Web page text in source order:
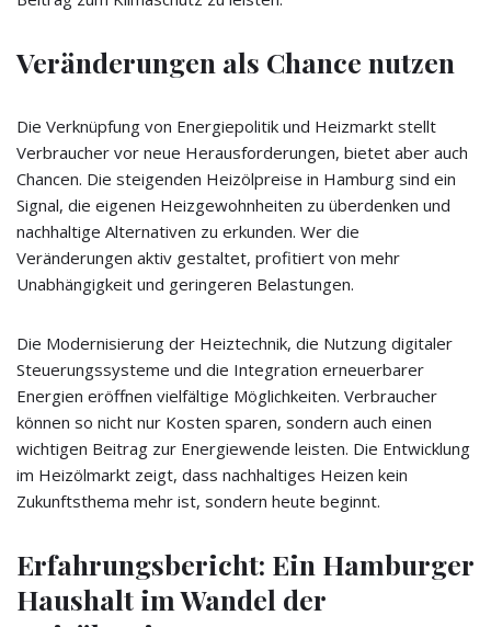
Veränderungen als Chance nutzen
Die Verknüpfung von Energiepolitik und Heizmarkt stellt
Verbraucher vor neue Herausforderungen, bietet aber auch
Chancen. Die steigenden Heizölpreise in Hamburg sind ein
Signal, die eigenen Heizgewohnheiten zu überdenken und
nachhaltige Alternativen zu erkunden. Wer die
Veränderungen aktiv gestaltet, profitiert von mehr
Unabhängigkeit und geringeren Belastungen.
Die Modernisierung der Heiztechnik, die Nutzung digitaler
Steuerungssysteme und die Integration erneuerbarer
Energien eröffnen vielfältige Möglichkeiten. Verbraucher
können so nicht nur Kosten sparen, sondern auch einen
wichtigen Beitrag zur Energiewende leisten. Die Entwicklung
im Heizölmarkt zeigt, dass nachhaltiges Heizen kein
Zukunftsthema mehr ist, sondern heute beginnt.
Erfahrungsbericht: Ein Hamburger
Haushalt im Wandel der